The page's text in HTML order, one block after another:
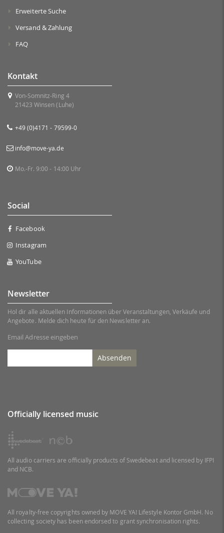
Erweiterte Suche
Versand & Zahlung
FAQ
Kontakt
Von-Somnitz-Ring 4
21423 Winsen (Luhe)
+49 (0)4171 - 79599-0
info@move-ya.de
Mo.-Fr. 9:00 - 14:00 Uhr
Social
Facebook
Instagram
YouTube
Newsletter
Hol dir alle aktuellen Informationen über Veranstaltungen, Verkäufe und
Angebote. Melde dich heute für den Newsletter an.
Email Adresse eingeben
Absenden
Officially licensed music
All audio carriers are officially products of Swedebeat and licensed by IFPI
and NCB.
All royalty-free copyrights owned by MOVE YA! Lifestyle Kontor GmbH. No
collecting society has been endorsed to grant synchronisation rights.